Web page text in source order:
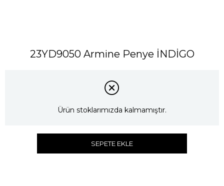
23YD9050 Armine Penye İNDİGO
Ürün stoklarımızda kalmamıştır.
SEPETE EKLE